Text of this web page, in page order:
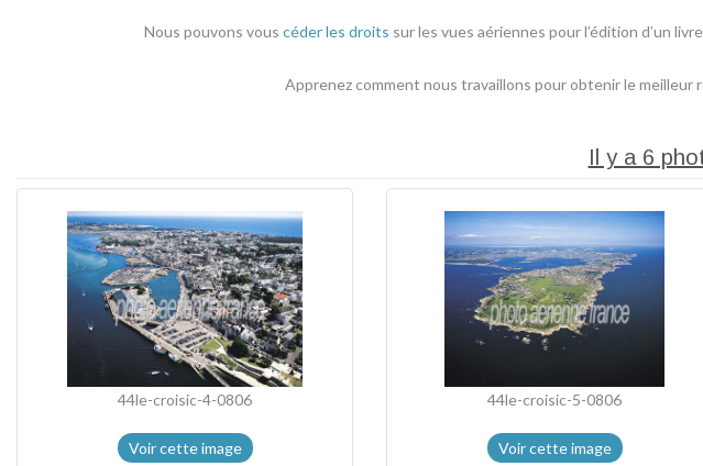
Nous pouvons vous céder les droits sur les vues aériennes pour l’édition d’un
Apprenez comment nous travaillons pour obtenir le meilleur
Il y a 6
44le-croisic-4-0806
Voir cette image
44le-croisic-5-0806
Voir cette image